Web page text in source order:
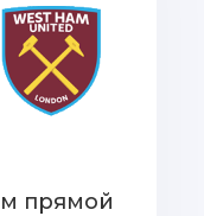
прямой